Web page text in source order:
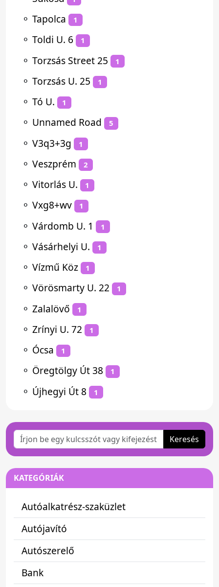
⚬ Tapolca 1
⚬ Toldi U. 6 1
⚬ Torzsás Street 25 1
⚬ Torzsás U. 25 1
⚬ Tó U. 1
⚬ Unnamed Road 5
⚬ V3q3+3g 1
⚬ Veszprém 2
⚬ Vitorlás U. 1
⚬ Vxg8+wv 1
⚬ Várdomb U. 1 1
⚬ Vásárhelyi U. 1
⚬ Vízmű Köz 1
⚬ Vörösmarty U. 22 1
⚬ Zalalövő 1
⚬ Zrínyi U. 72 1
⚬ Ócsa 1
⚬ Öregtölgy Út 38 1
⚬ Újhegyi Út 8 1
Keresés
KATEGÓRIÁK
Autóalkatrész-szaküzlet
Autójavító
Autószerelő
Bank